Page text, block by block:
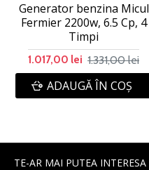
Generator benzina Micul
Fermier 2200w, 6.5 Cp, 4
Timpi
1.017,00 lei 1.331,00 lei
ADAUGĂ ÎN COŞ
TE-AR MAI PUTEA INTERESA